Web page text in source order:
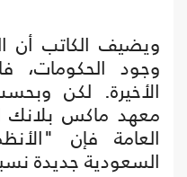
ويضيف الكاتب أن
وجود الحكومات،
الأخيرة. لكن
معهد ماكس بلانك
العامة فإن
السعودية جديدة